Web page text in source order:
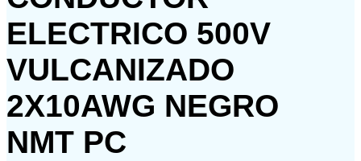
ELECTRICO 500V
VULCANIZADO
2X10AWG NEGRO
NMT PC